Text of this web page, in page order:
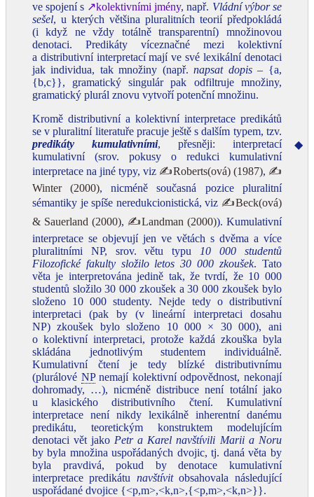
ve spojení s ↗kolektivními jmény, např. Vládní výbor se
sešel, u kterých většina pluralitních teorií předpokládá
(i když ne vždy totálně transparentní) množinovou
denotaci. Predikáty víceznačné mezi kolektivní
a distributivní interpretací mají ve své lexikální denotaci
jak individua, tak množiny (např.napsat dopis– {a,
{b,c}}, gramatický singulár pak odfiltruje množiny,
gramatický plurál znovu vytvoří potenční množinu.
Kromě distributivní a kolektivní interpretace predikátů
se v pluralitní literatuře pracuje ještě s dalším typem, tzv.
predikáty kumulativními, přesněji: interpretací
kumulativní (srov. pokusy o redukci kumulativní
interpretace na jiné typy, viz ✍Roberts(ová) (1987), ✍
Winter (2000), nicméně současná pozice pluralitní
sémantiky je spíše neredukcionistická, viz ✍Beck(ová)
& Sauerland (2000), ✍Landman (2000)). Kumulativní
interpretace se objevují jen ve větách s dvěma a více
pluralitními NP, srov. větu typu
10 000 studentů
Filozofické fakulty složilo letos 30 000 zkoušek. Tato
věta je interpretována jedině tak, že tvrdí, že 10 000
studentů složilo 30 000 zkoušek a 30 000 zkoušek bylo
složeno 10 000 studenty. Nejde tedy o distributivní
interpretaci (pak by (v lineární interpretaci dosahu
NP) zkoušek bylo složeno 10 000 × 30 000), ani
o kolektivní interpretaci, protože každá zkouška byla
skládána jednotlivým studentem individuálně.
Kumulativní čtení je tedy blízké distributivnímu
(plurálové NPnemají kolektivní odpovědnost, nekonají
dohromady, …), nicméně distribuce není totální jako
u klasického distributivního čtení. Kumulativní
interpretace není nikdy lexikálně inherentní danému
predikátu, teoretickým konstruktem modelujícím
denotaci vět jako Petr a Karel navštívili Marii a Noru
by byla množina uspořádaných dvojic, tj. daná věta by
byla pravdivá, pokud by denotace kumulativní
interpretace predikátu navštívitobsahovala následující
uspořádané dvojice {<p,m>,<k,n>,{<p,m>,<k,n>}}.
◆